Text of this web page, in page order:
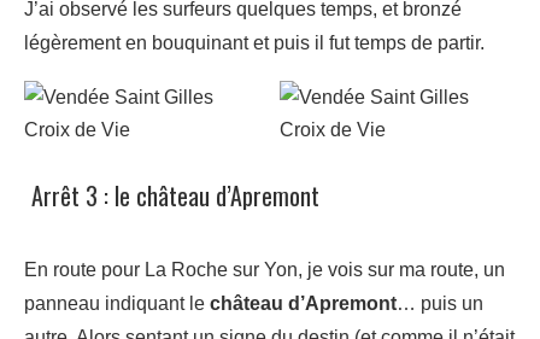
J’ai observé les surfeurs quelques temps, et bronzé
légèrement en bouquinant et puis il fut temps de partir.
Arrêt 3 : le château d’Apremont
En route pour La Roche sur Yon, je vois sur ma route, un
panneau indiquant le château d’Apremont… puis un